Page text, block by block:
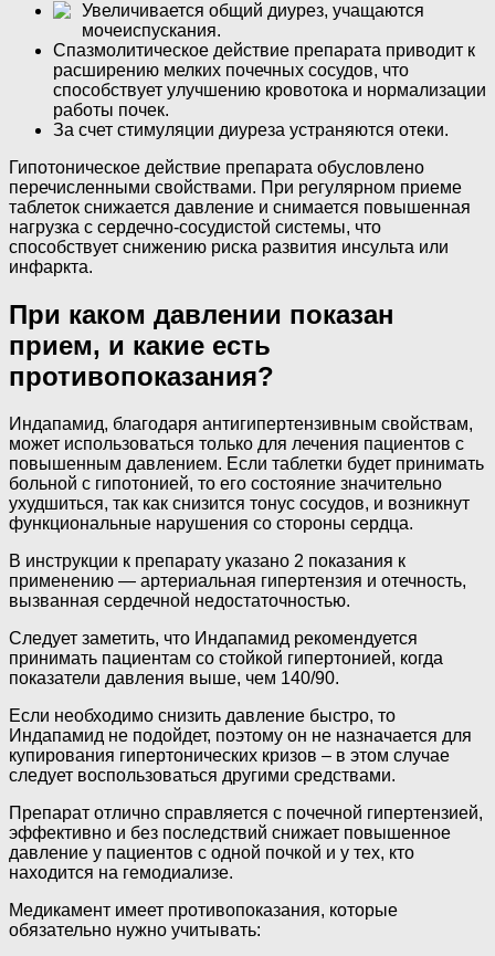
Увеличивается общий диурез, учащаются
мочеиспускания.
Спазмолитическое действие препарата приводит к
расширению мелких почечных сосудов, что
способствует улучшению кровотока и нормализации
работы почек.
За счет стимуляции диуреза устраняются отеки.
Гипотоническое действие препарата обусловлено
перечисленными свойствами. При регулярном приеме
таблеток снижается давление и снимается повышенная
нагрузка с сердечно-сосудистой системы, что
способствует снижению риска развития инсульта или
инфаркта.
При каком давлении показан
прием, и какие есть
противопоказания?
Индапамид, благодаря антигипертензивным свойствам,
может использоваться только для лечения пациентов с
повышенным давлением. Если таблетки будет принимать
больной с гипотонией, то его состояние значительно
ухудшиться, так как снизится тонус сосудов, и возникнут
функциональные нарушения со стороны сердца.
В инструкции к препарату указано 2 показания к
применению — артериальная гипертензия и отечность,
вызванная сердечной недостаточностью.
Следует заметить, что Индапамид рекомендуется
принимать пациентам со стойкой гипертонией, когда
показатели давления выше, чем 140/90.
Если необходимо снизить давление быстро, то
Индапамид не подойдет, поэтому он не назначается для
купирования гипертонических кризов – в этом случае
следует воспользоваться другими средствами.
Препарат отлично справляется с почечной гипертензией,
эффективно и без последствий снижает повышенное
давление у пациентов с одной почкой и у тех, кто
находится на гемодиализе.
Медикамент имеет противопоказания, которые
обязательно нужно учитывать: